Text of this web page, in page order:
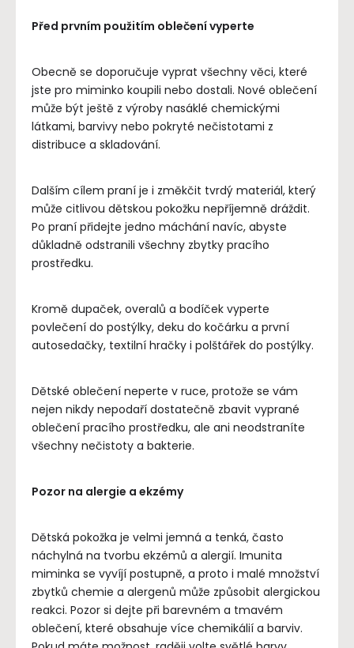
Před prvním použitím oblečení vyperte
Obecně se doporučuje vyprat všechny věci, které
jste pro miminko koupili nebo dostali. Nové oblečení
může být ještě z výroby nasáklé chemickými
látkami, barvivy nebo pokryté nečistotami z
distribuce a skladování.
Dalším cílem praní je i změkčit tvrdý materiál, který
může citlivou dětskou pokožku nepříjemně dráždit.
Po praní přidejte jedno máchání navíc, abyste
důkladně odstranili všechny zbytky pracího
prostředku.
Kromě dupaček, overalů a bodíček vyperte
povlečení do postýlky, deku do kočárku a první
autosedačky, textilní hračky i polštářek do postýlky.
Dětské oblečení neperte v ruce, protože se vám
nejen nikdy nepodaří dostatečně zbavit vyprané
oblečení pracího prostředku, ale ani neodstraníte
všechny nečistoty a bakterie.
Pozor na alergie a ekzémy
Dětská pokožka je velmi jemná a tenká, často
náchylná na tvorbu ekzémů a alergií. Imunita
miminka se vyvíjí postupně, a proto i malé množství
zbytků chemie a alergenů může způsobit alergickou
reakci. Pozor si dejte při barevném a tmavém
oblečení, které obsahuje více chemikálií a barviv.